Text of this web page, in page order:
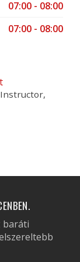
07:00 - 08:00
07:00 - 08:00
baráti